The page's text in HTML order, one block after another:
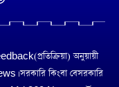
অনুয়ায়ী
সরকারি কিংবা বেসরকারি